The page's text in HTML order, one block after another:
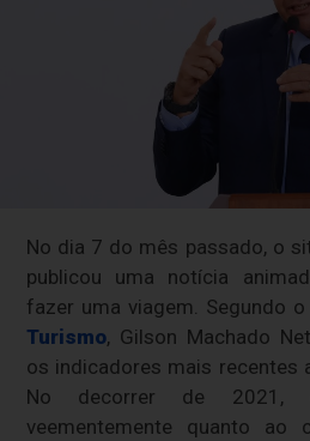
No dia 7 do mês passado, o
publicou uma notícia
fazer uma viagem. Segundo
Turismo, Gilson Machado
os indicadores mais recentes
No decorrer de 2021,
veementemente quanto ao